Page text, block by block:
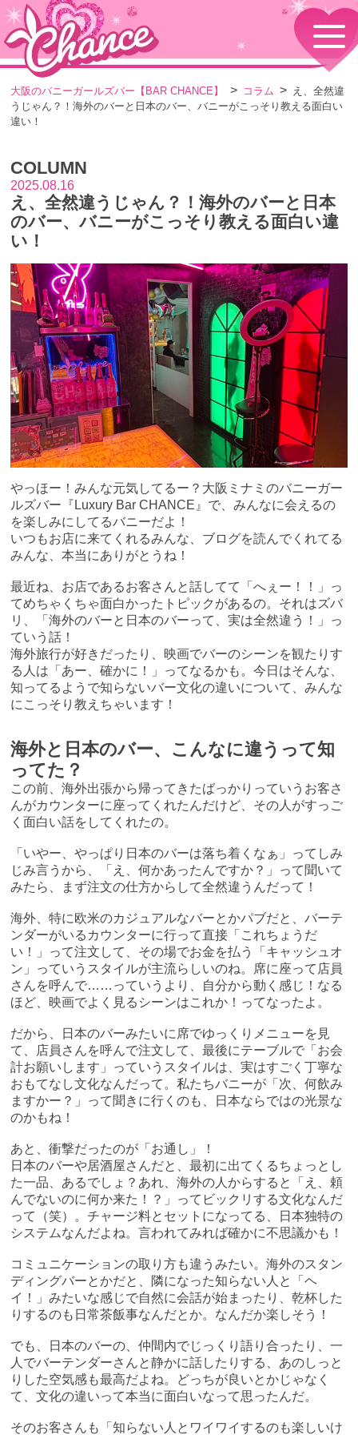
HOME
TOPページ
コンセプト
GIRLS
メニュー・料金
EVENTS
SHOP
店舗情報・よくある質問
VISITORS TO JAPAN
外国人観光客向け
RECRUIT
採用情報
大阪のバニーガールズバー【BAR CHANCE】 コラム
え、全然違
うじゃん？！海外のバーと日本のバー、バニーがこっそり教える面白い
違い！
COLUMN
2025.08.16
え、全然違うじゃん？！海外のバーと日本
のバー、バニーがこっそり教える面白い違
い！
やっほー！みんな元気してるー？大阪ミナミのバニーガー
ルズバー『Luxury Bar CHANCE』で、みんなに会えるの
を楽しみにしてるバニーだよ！
いつもお店に来てくれるみんな、ブログを読んでくれてる
みんな、本当にありがとうね！
最近ね、お店であるお客さんと話してて「へぇー！！」っ
てめちゃくちゃ面白かったトピックがあるの。それはズバ
リ、「海外のバーと日本のバーって、実は全然違う！」っ
ていう話！
海外旅行が好きだったり、映画でバーのシーンを観たりす
る人は「あー、確かに！」ってなるかも。今日はそんな、
知ってるようで知らないバー文化の違いについて、みんな
にこっそり教えちゃいます！
海外と日本のバー、こんなに違うって知
ってた？
この前、海外出張から帰ってきたばっかりっていうお客さ
んがカウンターに座ってくれたんだけど、その人がすっご
く面白い話をしてくれたの。
「いやー、やっぱり日本のバーは落ち着くなぁ」ってしみ
じみ言うから、「え、何かあったんですか？」って聞いて
みたら、まず注文の仕方からして全然違うんだって！
海外、特に欧米のカジュアルなバーとかパブだと、バーテ
ンダーがいるカウンターに行って直接「これちょうだ
い！」って注文して、その場でお金を払う「キャッシュオ
ン」っていうスタイルが主流らしいのね。席に座って店員
さんを呼んで……っていうより、自分から動く感じ！なる
ほど、映画でよく見るシーンはこれか！ってなったよ。
だから、日本のバーみたいに席でゆっくりメニューを見
て、店員さんを呼んで注文して、最後にテーブルで「お会
計お願いします」っていうスタイルは、実はすごく丁寧な
おもてなし文化なんだって。私たちバニーが「次、何飲み
ますかー？」って聞きに行くのも、日本ならではの光景な
のかもね！
あと、衝撃だったのが「お通し」！
日本のバーや居酒屋さんだと、最初に出てくるちょっとし
た一品、あるでしょ？あれ、海外の人からすると「え、頼
んでないのに何か来た！？」ってビックリする文化なんだ
って（笑）。チャージ料とセットになってる、日本独特の
システムなんだよね。言われてみれば確かに不思議かも！
コミュニケーションの取り方も違うみたい。海外のスタン
ディングバーとかだと、隣になった知らない人と「ヘ
イ！」みたいな感じで自然に会話が始まったり、乾杯した
りするのも日常茶飯事なんだとか。なんだか楽しそう！
でも、日本のバーの、仲間内でじっくり語り合ったり、一
人でバーテンダーさんと静かに話したりする、あのしっと
りした空気感も最高だよね。どっちが良いとかじゃなく
て、文化の違いって本当に面白いなって思ったんだ。
そのお客さんも「知らない人とワイワイするのも楽しいけ